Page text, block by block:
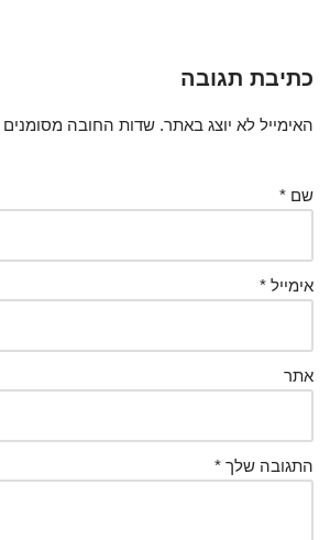
כתיבת תגובה
האימייל לא יוצג באתר. שדות החובה מסומנים
שם *
אימייל *
אתר
התגובה שלך *